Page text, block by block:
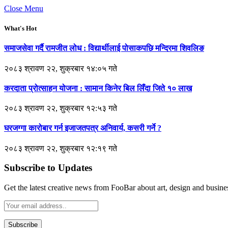
Close Menu
What's Hot
समाजसेवा गर्दै रामजीत लोध : विद्यार्थीलाई पोसाकपछि मन्दिरमा शिवलिङ
२०८३ श्रावण २२, शुक्रबार १४:०५ गते
करदाता प्रोत्साहन योजना : सामान किनेर बिल लिँदा जिते १० लाख
२०८३ श्रावण २२, शुक्रबार १२:५३ गते
घरजग्गा कारोबार गर्न इजाजतपत्र अनिवार्य, कसरी गर्ने ?
२०८३ श्रावण २२, शुक्रबार १२:१९ गते
Subscribe to Updates
Get the latest creative news from FooBar about art, design and